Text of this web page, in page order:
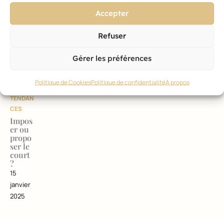
Accepter
Refuser
Gérer les préférences
Politique de CookiesPolitique de confidentialitéA propos
2025
TENDAN
CES
Impos
er ou
propo
ser le
court
?
15
janvier
2025